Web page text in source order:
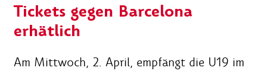
Tickets gegen Barcelona
erhätlich
Am Mittwoch, 2. April, empfängt die U19 im